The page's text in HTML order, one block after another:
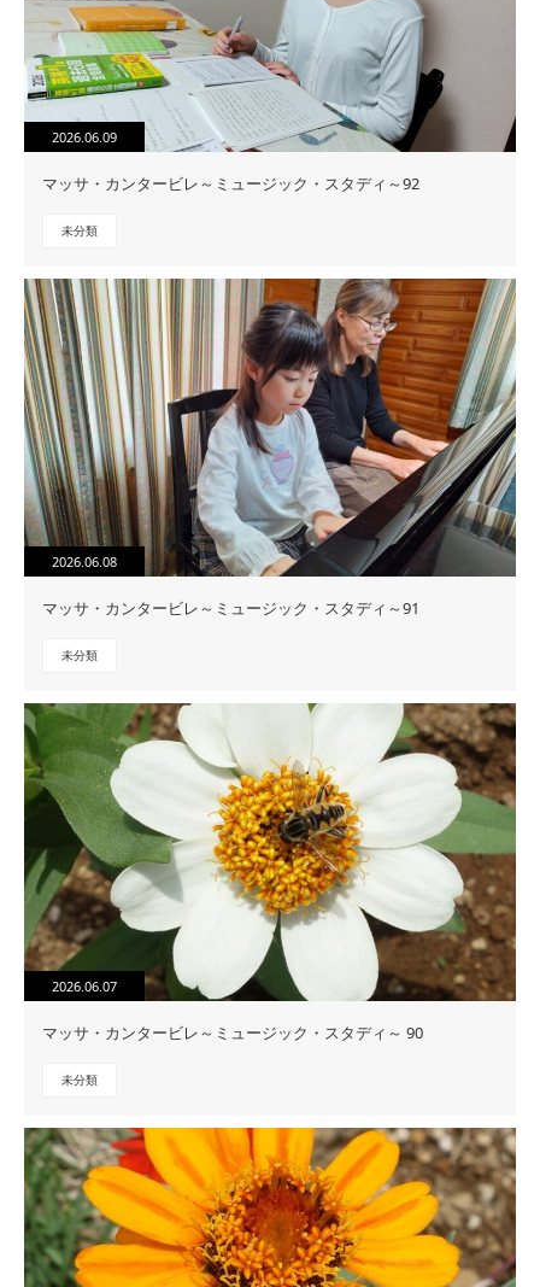
2026.06.09
マッサ・カンタービレ～ミュージック・スタディ～92
未分類
2026.06.08
マッサ・カンタービレ～ミュージック・スタディ～91
未分類
2026.06.07
マッサ・カンタービレ～ミュージック・スタディ～ 90
未分類